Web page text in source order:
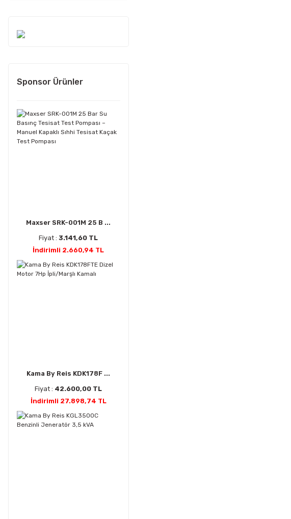
Sponsor Ürünler
Maxser SRK-001M 25 B ...
Fiyat :3.141,60 TL
İndirimli 2.660,94 TL
Kama By Reis KDK178F ...
Fiyat : 42.600,00 TL
İndirimli 27.898,74 TL